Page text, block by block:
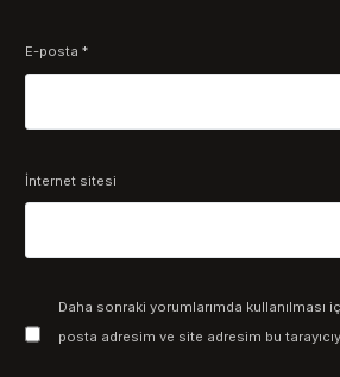
E-posta*
İnternet sitesi
Daha sonraki yorumlarımda kullanılması
posta adresim ve site adresim bu